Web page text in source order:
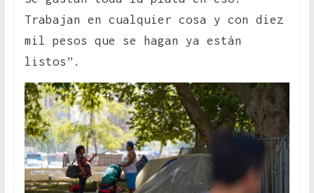
Trabajan en cualquier cosa y con diez
mil pesos que se hagan ya están
listos”.